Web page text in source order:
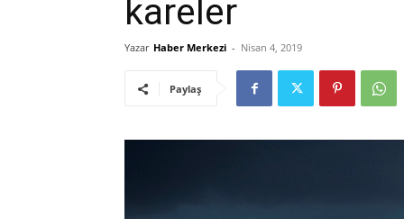
kareler
Yazar Haber Merkezi - Nisan 4, 2019
Paylaş